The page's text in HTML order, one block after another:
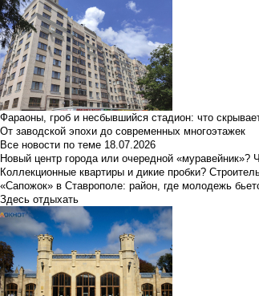
Фараоны, гроб и несбывшийся стадион: что
От заводской эпохи до современных многоэтажек
Все новости по теме 18.07.2026
Новый центр города или очередной
Коллекционные квартиры и дикие пробки?
«Сапожок» в Ставрополе: район, где молодежь
Здесь отдыхать